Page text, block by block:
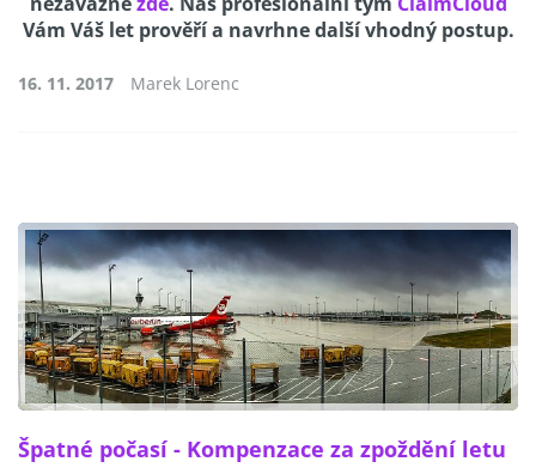
Vám Váš let prověří a navrhne další vhodný postup.
16. 11. 2017 Marek Lorenc
Špatné počasí - Kompenzace za zpoždění letu